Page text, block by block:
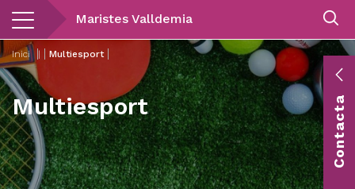
Vés
contingut
Maristes Valldemia
Inici | Multiesport
Multiesport Contacta